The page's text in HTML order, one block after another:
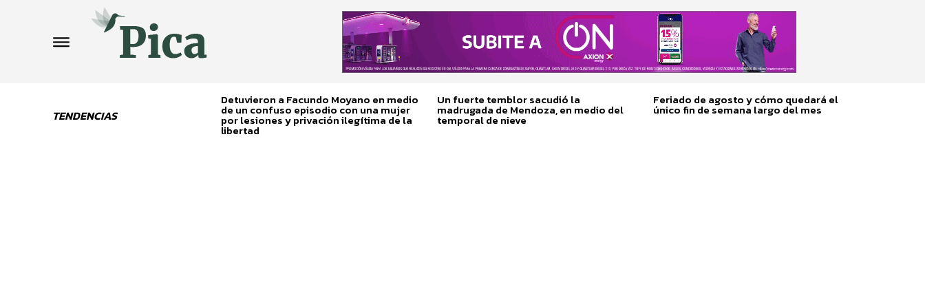
TENDENCIAS
Detuvieron a Facundo Moyano en medio
de un confuso episodio con una mujer
por lesiones y privación ilegítima de la
libertad
Un fuerte temblor sacudió la
madrugada de Mendoza, en medio del
temporal de nieve
Feriado de agosto y cómo quedará el
único fin de semana largo del mes